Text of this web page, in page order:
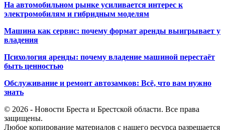
На автомобильном рынке усиливается интерес к
электромобилям и гибридным моделям
Машина как сервис: почему формат аренды выигрывает у
владения
Психология аренды: почему владение машиной перестаёт
быть ценностью
Обслуживание и ремонт автозамков: Всё, что вам нужно
знать
© 2026 - Новости Бреста и Брестской области. Все права
защищены.
Любое копирование материалов с нашего ресурса разрешается